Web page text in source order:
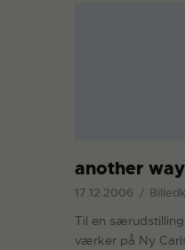
another
17.12.2006
Til en
værker på Ny